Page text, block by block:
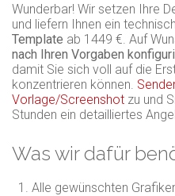
Wunderbar! Wir setzen Ihre
und liefern Ihnen ein
Template ab 1449 €. Auf
nach Ihren Vorgaben
damit Sie sich voll auf die
konzentrieren können.
Vorlage/Screenshot zu und
Stunden ein detailliertes
Was wir dafür
Alle gewünschten